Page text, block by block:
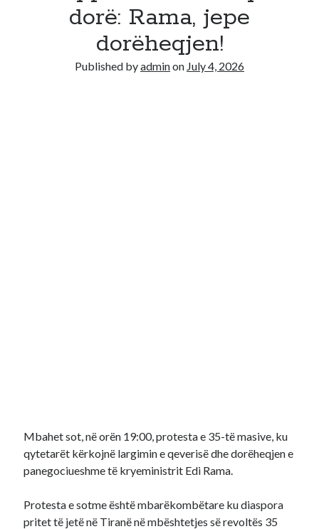
Recent Comments
No comments to show.dorë: Rama, jepe
dorëheqjen!
Published byadminon July 4, 2026
Mbahet sot, në orën 19:00, protesta e 35-të masive, ku
qytetarët kërkojnë largimin e qeverisë dhe dorëheqjen e
panegociueshme të kryeministrit Edi Rama.
Protesta e sotme është mbarëkombëtare ku diaspora
pritet të jetë në Tiranë në mbështetjes së revoltës 35